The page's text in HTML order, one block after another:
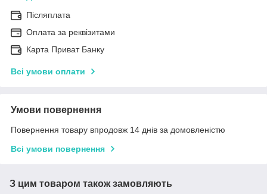
Післяплата
Оплата за реквізитами
Карта Приват Банку
Всі умови оплати
Умови повернення
Повернення товару впродовж 14 днів за домовленістю
Всі умови повернення
З цим товаром також замовляють